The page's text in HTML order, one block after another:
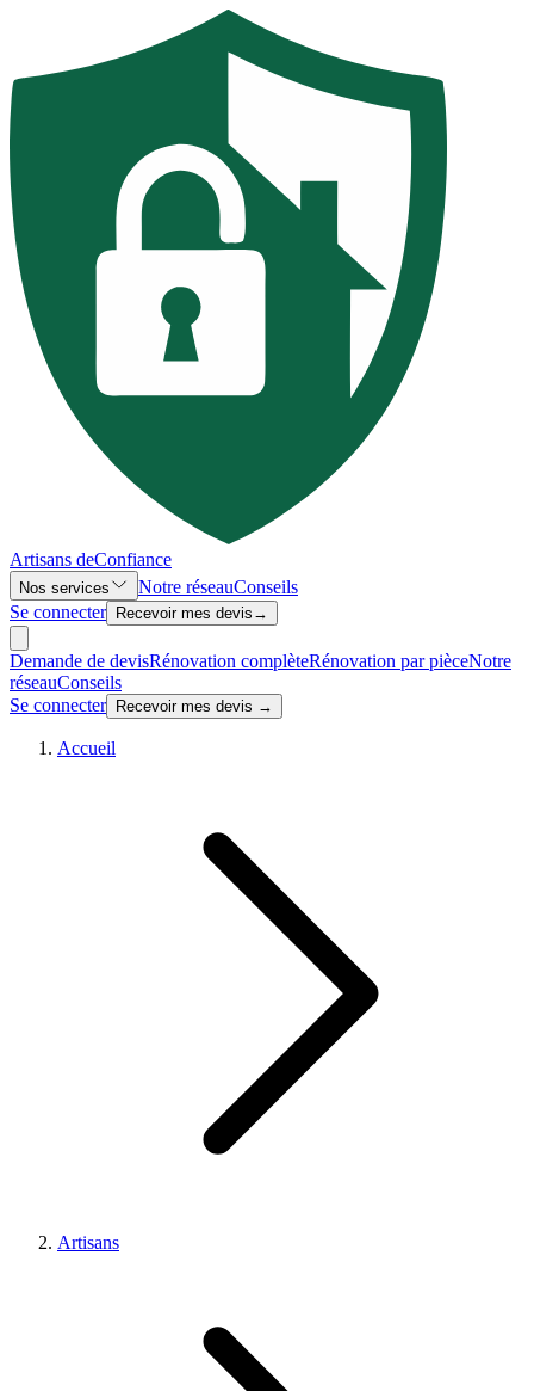
Artisans deConfiance
Nos services Notre réseauConseils
Se connecter
Recevoir mes devis →
Demande de devisRénovation complèteRénovation par pièceNotre
réseauConseils
Se connecter
Recevoir mes devis →
Accueil
Artisans